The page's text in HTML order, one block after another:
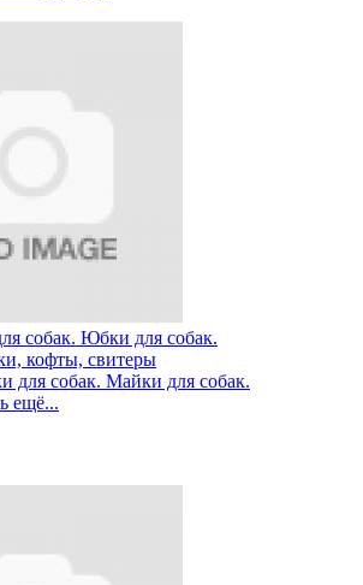
собак. Юбки для собак.
кофты, свитеры
для собак. Майки для собак.
ещё...